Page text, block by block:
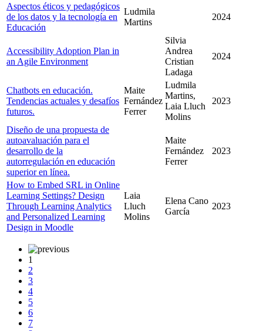
Aspectos éticos y pedagógicos
de los datos y la tecnología en
Educación
Ludmila
Martins
2024
Accessibility Adoption Plan in
an Agile Environment
Silvia
Andrea
Cristian
Ladaga
2024
Chatbots en educación.
Tendencias actuales y desafíos
futuros.
Maite
Fernández
Ferrer
Ludmila
Martins,
Laia Lluch
Molins
2023
Diseño de una propuesta de
autoavaluación para el
desarrollo de la
autorregulación en educación
superior en línea.
Maite
Fernández
Ferrer
2023
How to Embed SRL in Online
Learning Settings? Design
Through Learning Analytics
and Personalized Learning
Design in Moodle
Laia
Lluch
Molins
Elena Cano
García
2023
1
2
3
4
5
6
7